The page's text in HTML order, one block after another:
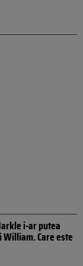
i-ar putea
Care este